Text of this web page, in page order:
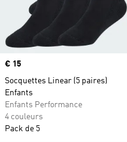
Prix
€ 15
Socquettes Linear (5 paires)
Enfants
Enfants Performance
4 couleurs
Pack de 5